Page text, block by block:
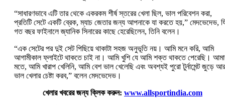
“সাধারণভাবে এটি তার থেকে একরকম শীর্ষ স্তরের খেলা ছিল, ভাল পরিবেশন করা,
প্রতিটি সেটে একটি ব্রেক, ম্যাচ জেতার জন্য আপনাকে যা করতে হয়,” মেদভেদেভ,
গত বছর ফাইনালে জ্যানিক সিনারের কাছে হেরেছিলেন, তিনি বলেন।
“এক সেটের পর দুই সেট পিছিয়ে থাকাটা সহজ অনুভূতি নয়। আমি মনে করি, আমি
আগামীকাল ফ্লাইটে থাকতে চাই না। আমি খুশি যে আমি শক্ত থাকতে পেরেছি।
মতে, আমি খারাপ খেলিনি, আমি বেশ ভাল খেলেছি এবং অবশ্যই পুরো টুর্নামেন্ট জুড়ে
ভাল খেলার চেষ্টা করব,” বলেন মেদভেদেভ।
খেলার খবরের জন্য ক্লিক করুন: www.allsportindia.com